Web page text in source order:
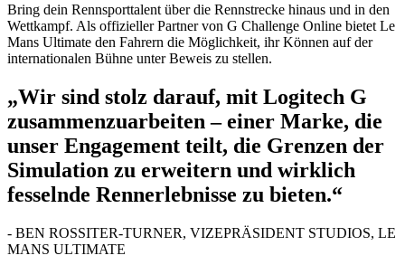
Bring dein Rennsporttalent über die Rennstrecke hinaus und in den
Wettkampf. Als offizieller Partner von G Challenge Online bietet Le
Mans Ultimate den Fahrern die Möglichkeit, ihr Können auf der
internationalen Bühne unter Beweis zu stellen.
„Wir sind stolz darauf, mit Logitech G
zusammenzuarbeiten – einer Marke, die
unser Engagement teilt, die Grenzen der
Simulation zu erweitern und wirklich
fesselnde Rennerlebnisse zu bieten.“
- BEN ROSSITER-TURNER, VIZEPRÄSIDENT STUDIOS, LE
MANS ULTIMATE